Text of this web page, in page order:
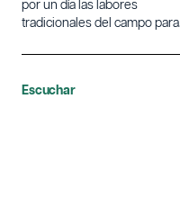
por un día las labores
tradicionales del campo para
Escuchar